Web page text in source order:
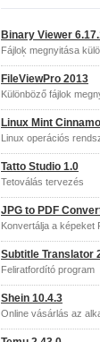
Binary Viewer
Fájlok megnyitása
formátumokban
FileViewPro 2013
Különböző fájlok
Linux Mint
Linux operációs
Tatto Studio 1.0
Tetoválás tervezés
JPG to PDF
Konvertálja a képeket
Subtitle Translator
Feliratfordító program
Shein 10.4.3
Online vásárlás az